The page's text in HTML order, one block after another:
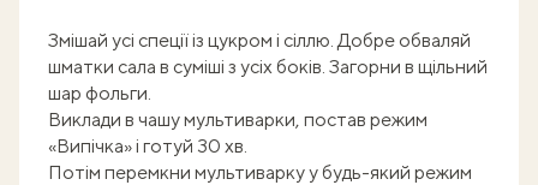
Змішай усі спеції із цукром і сіллю. Добре обваляй
шматки сала в суміші з усіх боків. Загорни в щільний
шар фольги.
Виклади в чашу мультиварки, постав режим
«Випічка» і готуй 30 хв.
Потім перемкни мультиварку у будь-який режим